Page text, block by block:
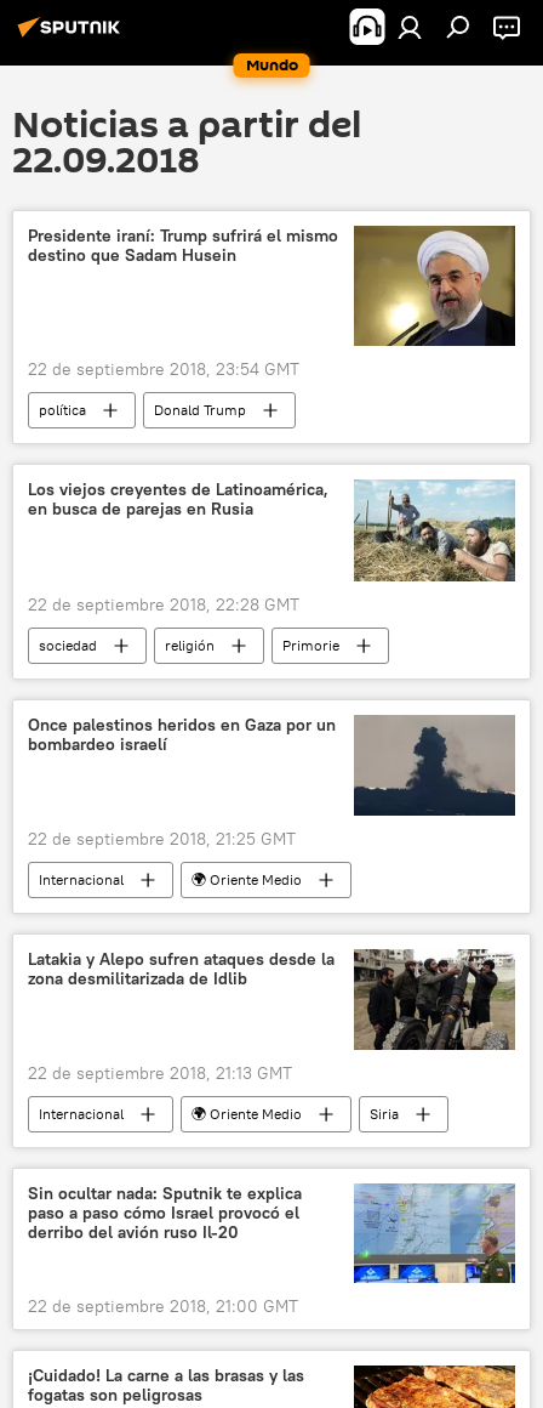
Mundo
Noticias a partir del
22.09.2018
Presidente iraní: Trump sufrirá el mismo
destino que Sadam Husein
22 de septiembre 2018, 23:54 GMT
política
Donald Trump
Sadam Huseín
Hasán Rohaní
declaración
pacto nuclear noticias
Los viejos creyentes de Latinoamérica,
en busca de parejas en Rusia
22 de septiembre 2018, 22:28 GMT
sociedad religión
Primorie
viejos creyentes
repatriación
comunidad
Rusia
América Latina
noticias
Once palestinos heridos en Gaza por un
bombardeo israelí
22 de septiembre 2018, 21:25 GMT
Internacional
🌍 Oriente Medio
Israel
Palestina
Franja de Gaza
Hamás
bombardeos noticias
Latakia y Alepo sufren ataques desde la
zona desmilitarizada de Idlib
22 de septiembre 2018, 21:13 GMT
Internacional 🌍 Oriente Medio
Siria
Idlib
Latakia
Alepo
Vladímir Sávchenko
Ejército Libre Sirio
Centro Ruso para la Reconciliación en Siria
Sin ocultar nada: Sputnik te explica
paso a paso cómo Israel provocó el
derribo del avión ruso Il-20
22 de septiembre 2018, 21:00 GMT
¡Cuidado! La carne a las brasas y las
fogatas son peligrosas